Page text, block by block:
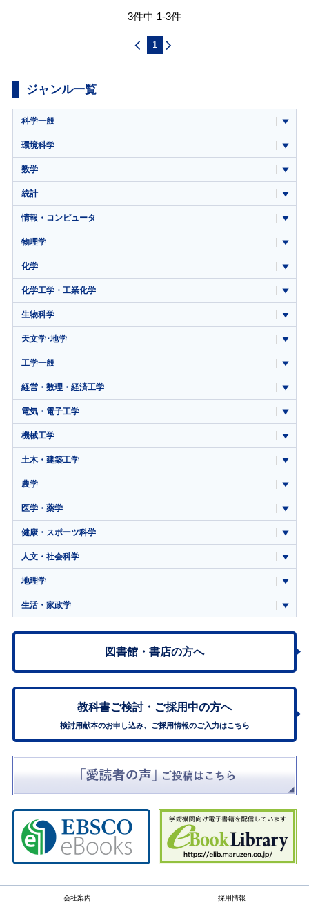
3件中 1-3件
1
ジャンル一覧
科学一般
環境科学
数学
統計
情報・コンピュータ
物理学
化学
化学工学・工業化学
生物科学
天文学･地学
工学一般
経営・数理・経済工学
電気・電子工学
機械工学
土木・建築工学
農学
医学・薬学
健康・スポーツ科学
人文・社会科学
地理学
生活・家政学
図書館・書店の方へ
教科書ご検討・ ご採用中の方へ
検討用献本のお申し込み、ご採用情報のご入力はこちら
会社案内 採用情報